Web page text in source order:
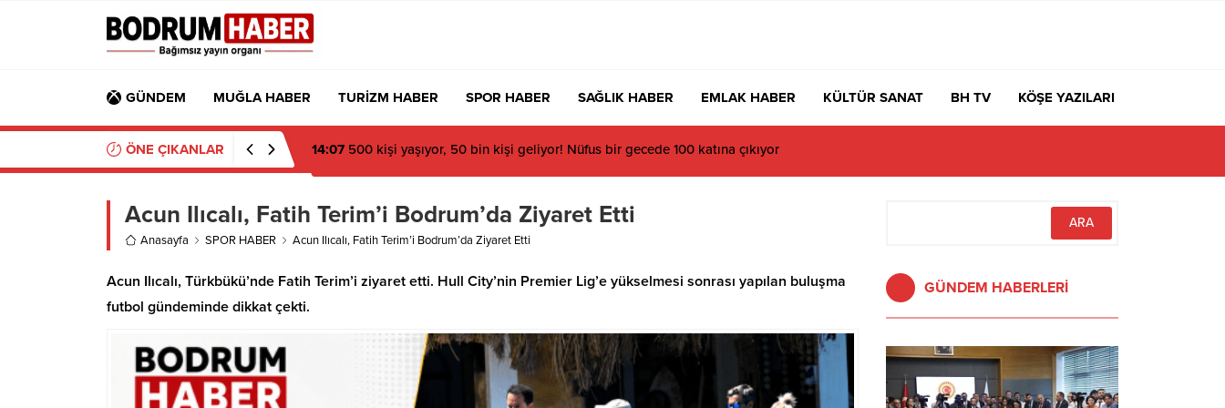
GÜNDEM MUĞLA HABER TURİZM HABER SPOR HABER SAĞLIK HABER EMLAK HABER KÜLTÜR SANAT BH TV KÖŞE YAZILARI
ÖNE ÇIKANLAR 14:07 Milli sporcu İlke Özyüksel Mihrioğlu Avrupa şampiyonu oldu!
Acun Ilıcalı, Fatih Terim’i Bodrum’da Ziyaret Etti
Anasayfa SPOR HABER Acun Ilıcalı, Fatih Terim’i Bodrum’da Ziyaret Etti
Acun Ilıcalı, Türkbükü’nde Fatih Terim’i ziyaret etti. Hull City’nin Premier Lig’e yükselmesi sonrası yapılan buluşma
futbol gündeminde dikkat çekti.
GÜNDEM HABERLERİ